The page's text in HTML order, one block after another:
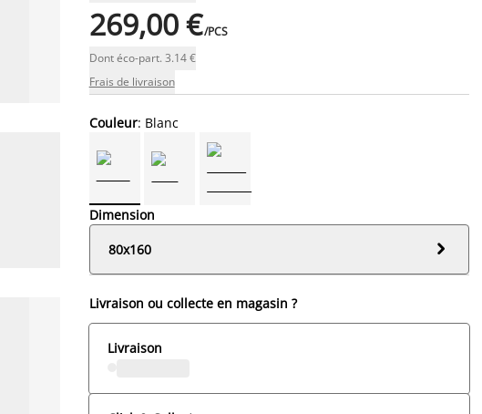
269,00 €/PCS
Dont éco-part. 3.14 €
Frais de livraison
Couleur: Blanc
Dimension
80x160

Livraison ou collecte en magasin ?
Livraison